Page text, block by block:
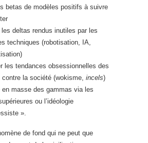
betas de modèles positifs à suivre
les deltas rendus inutiles par les
techniques (robotisation, IA,
les tendances obsessionnelles des
contre la société (wokisme, incels)
en masse des gammas via les
ou l’idéologie
».
de fond qui ne peut que